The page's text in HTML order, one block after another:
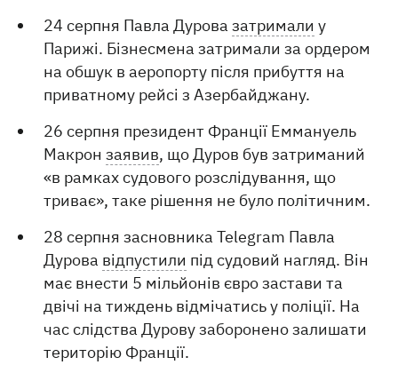
24 серпня Павла Дуровазатримали у
Парижі. Бізнесмена затримали за ордером
на обшук в аеропорту після прибуття на
приватному рейсі з Азербайджану.
26 серпня президент Франції Еммануель
Макронзаявив, що Дуров був затриманий
«в рамках судового розслідування, що
триває», таке рішення не було політичним.
28 серпня засновника Telegram Павла
Дурова відпустили під судовий нагляд. Він
має внести 5 мільйонів євро застави та
двічі на тиждень відмічатись у поліції. На
час слідства Дурову заборонено залишати
територію Франції.